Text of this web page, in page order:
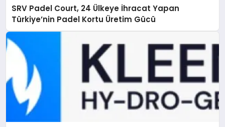
SRV Padel Court, 24 Ülkeye İhracat Yapan
Türkiye’nin Padel Kortu Üretim Gücü